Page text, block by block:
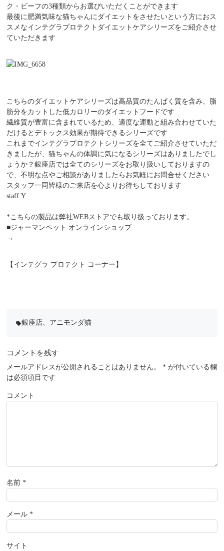
ク・ビーフの3種類からお選びいただくことができます
最後に肥満気味な猫ちゃんにダイエットをさせたいという方におス
スメなインテグラプロテクトダイエットケアシリーズをご紹介させ
ていただきます
こちらのダイエットケアシリーズは高品質のたんぱく質を含み、脂
肪分をカットした低カロリーのダイエットフードです
繊維質が豊富に含まれているため、適度な運動と組み合わせていた
だけるとデトックス効果が期待できるシリーズです
これまでインテグラプロテクトシリーズを全てご紹介させていただ
きましたが、猫ちゃんの体調に気になるシリーズはありましたでし
ょうか？銀座店では全てのシリーズをお取り扱いしておりますの
で、不明な点やご相談がありましたらお気軽にお問合せください
スタッフ一同皆様のご来店を心よりお待ちしております
staff.Y
*こちらの製品は弊社WEBストアでも取り扱っております。
■ジャーマンペット オンラインショップ
→
【インテグラ プロテクト コーナー】
local_offer銀座店、 アニモンダ猫
コメントを残す
メールアドレスが公開されることはありません。 * が付いている欄
は必須項目です
コメント
名前*
メール*
サイト